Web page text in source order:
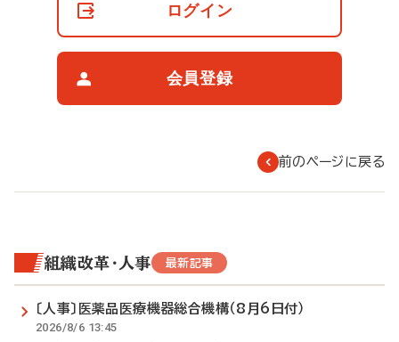
ログイン
会員登録
前のページに戻る
組織改革・人事 最新記事
〔人事〕医薬品医療機器総合機構（8月6日付）
2026/8/6 13:45